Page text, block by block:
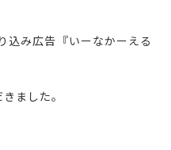
込み広告『いーなかーえる
ました。